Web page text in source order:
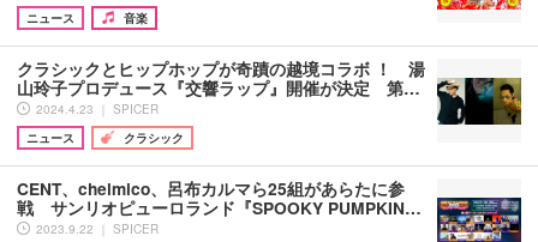
ニュース
音楽
クラシックとヒップホップが奇蹟の越境コラボ ！ 湯
山玲子プロデュース『交響ラップ』開催が決定 第…
2024.4.23 ｜ SPICER
ニュース
クラシック
CENT、chelmico、呂布カルマら25組があらたに参
戦 サンリオピューロランド『SPOOKY PUMPKIN…
2023.9.22 ｜ SPICER